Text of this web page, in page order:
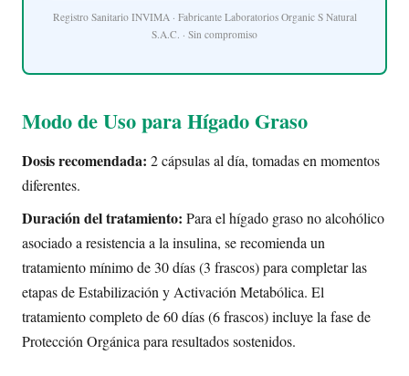
Registro Sanitario INVIMA · Fabricante Laboratorios Organic S Natural
S.A.C. · Sin compromiso
Modo de Uso para Hígado Graso
Dosis recomendada: 2 cápsulas al día, tomadas en momentos
diferentes.
Duración del tratamiento: Para el hígado graso no alcohólico
asociado a resistencia a la insulina, se recomienda un
tratamiento mínimo de 30 días (3 frascos) para completar las
etapas de Estabilización y Activación Metabólica. El
tratamiento completo de 60 días (6 frascos) incluye la fase de
Protección Orgánica para resultados sostenidos.